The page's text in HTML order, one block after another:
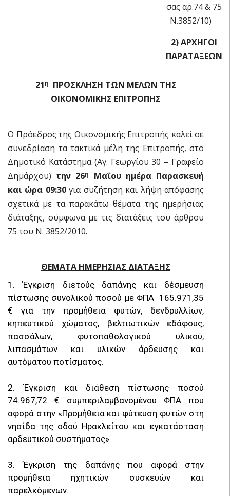
σας αρ.74 & 75
Ν.3852/10)
2) ΑΡΧΗΓΟΙ
ΠΑΡΑΤΑΞΕΩΝ
21η ΠΡΟΣΚΛΗΣΗ ΤΩΝ ΜΕΛΩΝ ΤΗΣ
ΟΙΚΟΝΟΜΙΚΗΣ ΕΠΙΤΡΟΠΗΣ
Ο Πρόεδρος της Οικονομικής Επιτροπής καλεί σε
συνεδρίαση τα τακτικά μέλη της Επιτροπής, στο
Δημοτικό Κατάστημα (Αγ. Γεωργίου 30 – Γραφείο
Δημάρχου) την 26η
Μαΐου ημέρα Παρασκευή
και ώρα 09:30για συζήτηση και λήψη απόφασης
σχετικά με τα παρακάτω θέματα της ημερήσιας
διάταξης, σύμφωνα με τις διατάξεις του άρθρου
75 του Ν. 3852/2010.
ΘΕΜΑΤΑ ΗΜΕΡΗΣΙΑΣ ΔΙΑΤΑΞΗΣ
1. Έγκριση διετούς δαπάνης και δέσμευση
πίστωσης συνολικού ποσού με ΦΠΑ 165.971,35
€ για την προμήθεια φυτών, δενδρυλλίων,
κηπευτικού χώματος, βελτιωτικών εδάφους,
πασσάλων, φυτοπαθολογικού υλικού,
λιπασμάτων και υλικών άρδευσης και
αυτόματου ποτίσματος.
2. Έγκριση και διάθεση πίστωσης ποσού
74.967,72 € συμπεριλαμβανομένου ΦΠΑ που
αφορά στην «Προμήθεια και φύτευση φυτών στη
νησίδα της οδού Ηρακλείτου και εγκατάσταση
αρδευτικού συστήματος».
3. Έγκριση της δαπάνης που αφορά στην
προμήθεια ηχητικών συσκευών και
παρελκόμενων.